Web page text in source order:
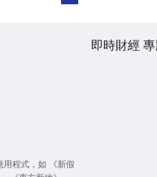
用程式，如
《新假
即時財經 專